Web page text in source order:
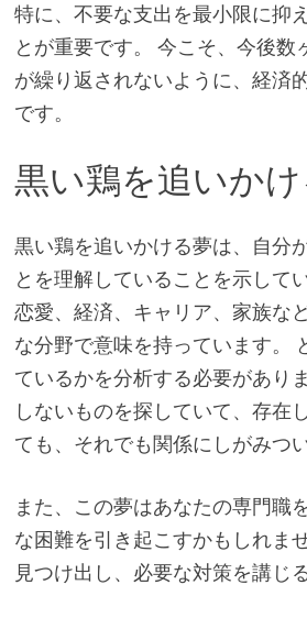
特に、不要な支出を最小限に抑
とが重要です。 今こそ、今後数
が繰り返されないように、経済
です。
黒い鶏を追いか
黒い鶏を追いかける夢は、自分
とを理解していることを示して
恋愛、経済、キャリア、家族な
な分野で意味を持っています。
ているかを分析する必要があり
しないものを探していて、存在
ても、それでも関係にしがみつ
また、この夢はあなたの専門職
な困難を引き起こすかもしれま
見つけ出し、必要な対策を講じ